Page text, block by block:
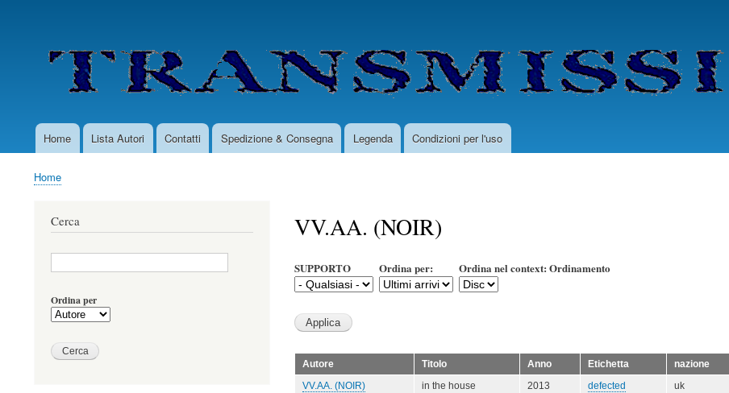
principale
menu
MainHome Lista Autori Contatti Spedizione & Consegna Legenda Condizioni per l'uso
Briciole
pane
Home
VV.AA. (NOIR)
SUPPORTO Ordina per: Ordina nel context: Ordinamento
Autore Titolo Anno Etichetta nazione
VV.AA. (NOIR)
in the house 2013 defected uk
Cerca
Ordina per